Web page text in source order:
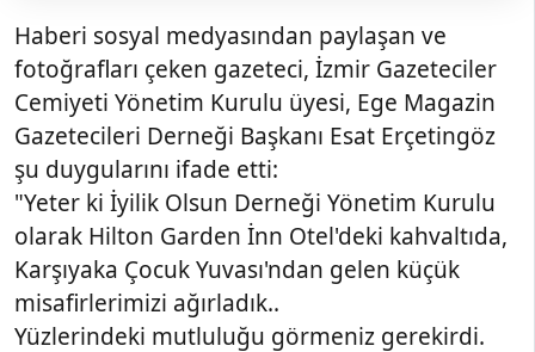
Haberi sosyal medyasından paylaşan ve
fotoğrafları çeken gazeteci, İzmir Gazeteciler
Cemiyeti Yönetim Kurulu üyesi, Ege Magazin
Gazetecileri Derneği Başkanı Esat Erçetingöz
şu duygularını ifade etti:
"Yeter ki İyilik Olsun Derneği Yönetim Kurulu
olarak Hilton Garden İnn Otel'deki kahvaltıda,
Karşıyaka Çocuk Yuvası'ndan gelen küçük
misafirlerimizi ağırladık..
Yüzlerindeki mutluluğu görmeniz gerekirdi.